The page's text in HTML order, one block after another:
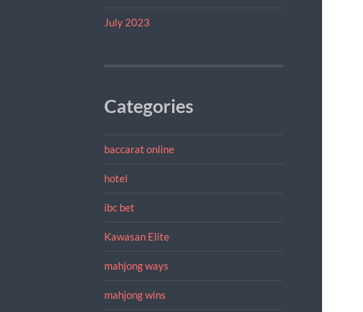
July 2023
Categories
baccarat online
hotel
ibc bet
Kawasan Elite
mahjong ways
mahjong wins